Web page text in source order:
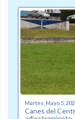
Martes, Mayo 5,
Canes del